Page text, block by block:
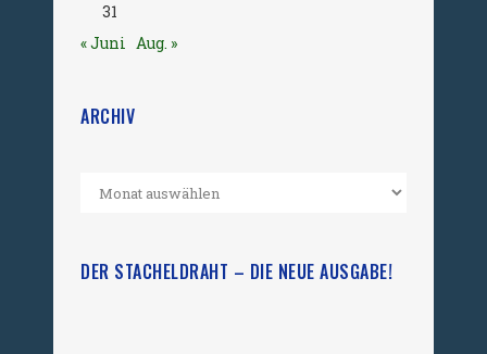
31
« Juni Aug. »
ARCHIV
DER STACHELDRAHT – DIE NEUE AUSGABE!